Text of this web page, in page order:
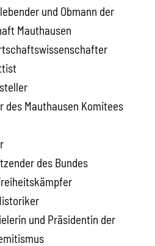
und Obmann der
Mauthausen
des Mauthausen Komitees
des Bundes
und Präsidentin der